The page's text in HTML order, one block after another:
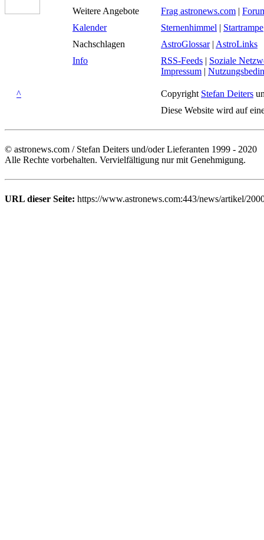
Weitere Angebote Frag astronews.com |
Kalender
Sternenhimmel | Startrampe
Nachschlagen
AstroGlossar| AstroLinks
Info
RSS-Feeds | Soziale
Impressum |
^ Copyright Stefan Deiters
Diese Website wird auf
© astronews.com / Stefan Deiters und/oder Lieferanten 1999 - 2020
Alle Rechte vorbehalten. Vervielfältigung nur mit Genehmigung.
URL dieser Seite: https://www.astronews.com:443/news/artikel/